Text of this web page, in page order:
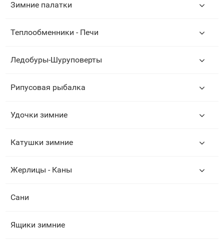
Зимние палатки
Теплообменники - Печи
Ледобуры-Шуруповерты
Рипусовая рыбалка
Удочки зимние
Катушки зимние
Жерлицы - Каны
Сани
Ящики зимние